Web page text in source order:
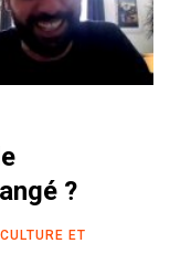
?
CULTURE ET